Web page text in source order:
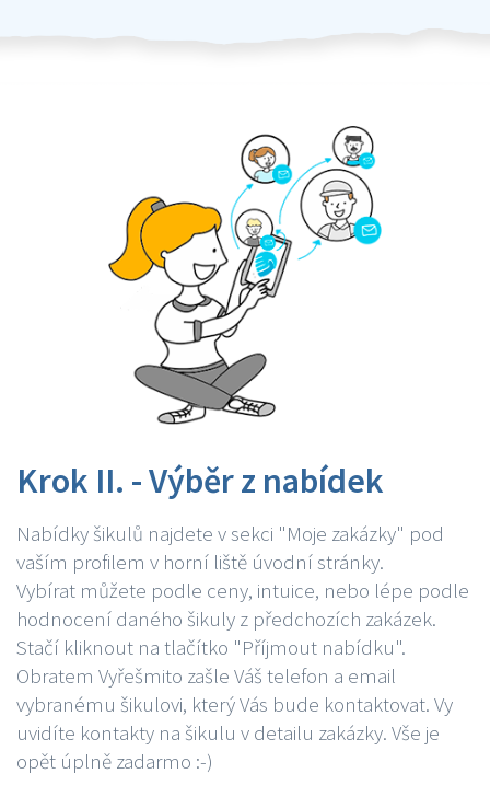
Krok II. - Výběr z nabídek
Nabídky šikulů najdete v sekci "Moje zakázky" pod
vaším profilem v horní liště úvodní stránky.
Vybírat můžete podle ceny, intuice, nebo lépe podle
hodnocení daného šikuly z předchozích zakázek.
Stačí kliknout na tlačítko "Příjmout nabídku".
Obratem Vyřešmito zašle Váš telefon a email
vybranému šikulovi, který Vás bude kontaktovat. Vy
uvidíte kontakty na šikulu v detailu zakázky. Vše je
opět úplně zadarmo :-)